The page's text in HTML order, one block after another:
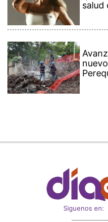
salud
Siguenos en: